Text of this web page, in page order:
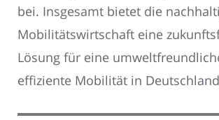
bei. Insgesamt bietet die
Mobilitätswirtschaft eine
Lösung für eine
effiziente Mobilität in